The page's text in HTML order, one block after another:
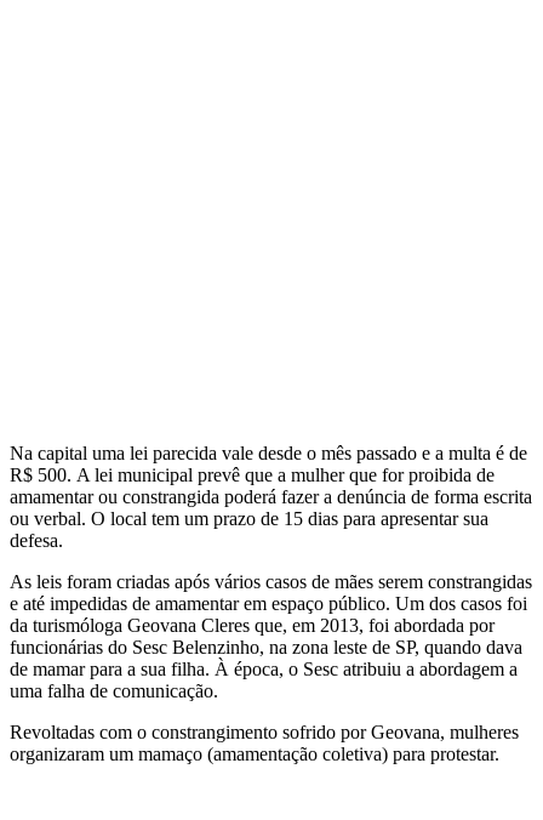
Na capital uma lei parecida vale desde o mês passado e a multa é de
R$ 500. A lei municipal prevê que a mulher que for proibida de
amamentar ou constrangida poderá fazer a denúncia de forma escrita
ou verbal. O local tem um prazo de 15 dias para apresentar sua
defesa.
As leis foram criadas após vários casos de mães serem constrangidas
e até impedidas de amamentar em espaço público. Um dos casos foi
da turismóloga Geovana Cleres que, em 2013, foi abordada por
funcionárias do Sesc Belenzinho, na zona leste de SP, quando dava
de mamar para a sua filha. À época, o Sesc atribuiu a abordagem a
uma falha de comunicação.
Revoltadas com o constrangimento sofrido por Geovana, mulheres
organizaram um mamaço (amamentação coletiva) para protestar.